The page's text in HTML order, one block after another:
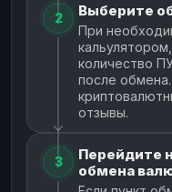
2 Выберите
При
количество
после
отзывы.
3
Перейдите
обмена